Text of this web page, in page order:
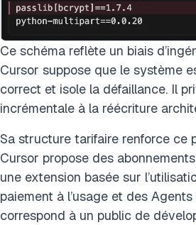
Ce schéma reflète un biais
Cursor suppose que le système
correct et isole la défaillance. Il
incrémentale à la réécriture
Sa structure tarifaire renforce ce
Cursor propose des
une extension basée sur
paiement à l’usage et des
correspond à un public de